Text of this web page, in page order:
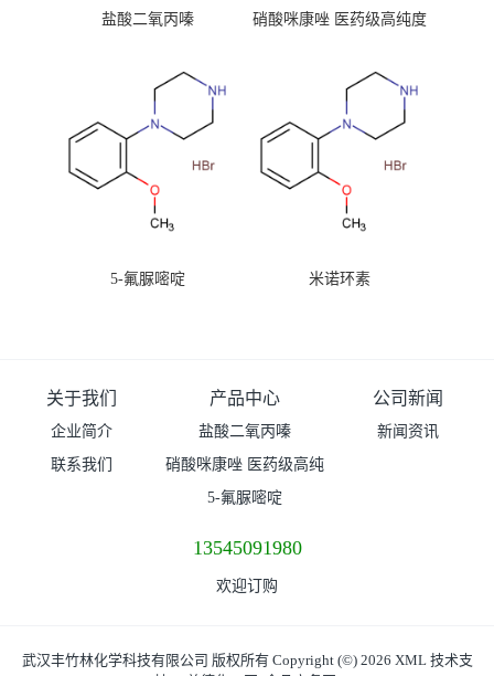
盐酸二氧丙嗪
硝酸咪康唑 医药级高纯度
5-氟脲嘧啶 米诺环素
关于我们
企业简介
联系我们
产品中心
盐酸二氧丙嗪
硝酸咪康唑 医药级高纯
度99%原粉
5-氟脲嘧啶
公司新闻
新闻资讯
13545091980
欢迎订购
武汉丰竹林化学科技有限公司 版权所有 Copyright (©) 2026 XML技术支